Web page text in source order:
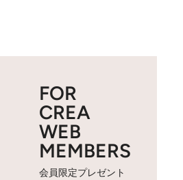
FOR
CREA
WEB
MEMBERS
会員限定プレゼント